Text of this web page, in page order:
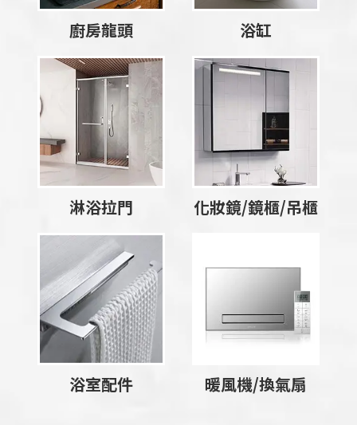
廚房龍頭 浴缸
淋浴拉門 化妝鏡/鏡櫃/吊櫃
浴室配件 暖風機/換氣扇